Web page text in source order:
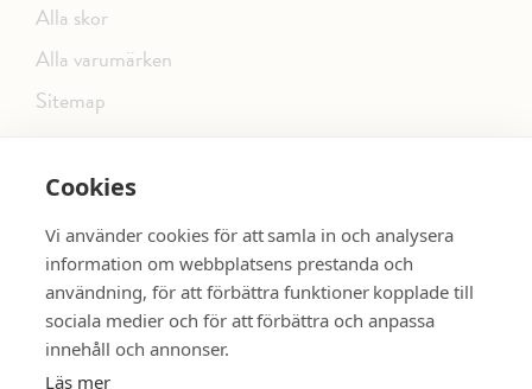
Cookies
Vi använder cookies för att samla in och analysera
information om webbplatsens prestanda och
användning, för att förbättra funktioner kopplade till
sociala medier och för att förbättra och anpassa
innehåll och annonser.
Läs mer
Alla skor
Alla varumärken
Sitemap
FÖLJ OSS PÅ SOCIALA MEDIER
SE MER SKOR: dinsko.se